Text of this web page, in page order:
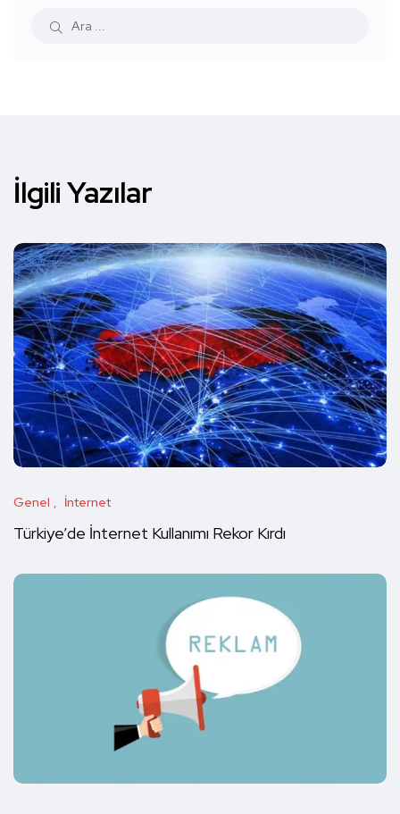
İlgili Yazılar
Genel İnternet
Türkiye’de İnternet Kullanımı Rekor Kırdı